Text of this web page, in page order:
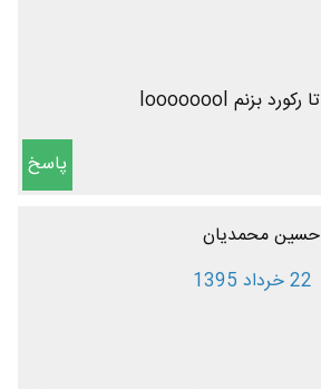
پاسخ
حسین محمدیان
22 خرداد 1395